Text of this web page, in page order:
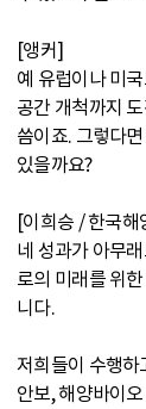
[앵커]
예 유럽이나 미
공간 개척까지
씀이죠. 그렇다
있을까요?
[이희승 / 한국해
네 성과가 아무
로의 미래를 위
니다.
저희들이 수행하
안보, 해양바이